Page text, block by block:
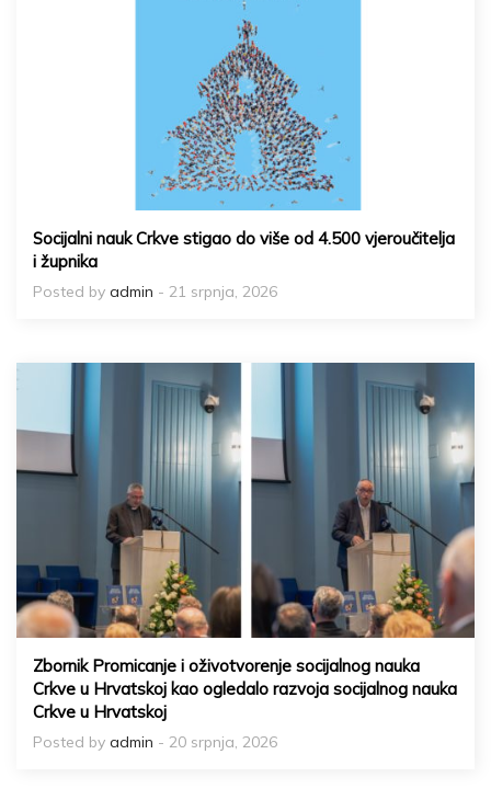
Socijalni nauk Crkve stigao do više od 4.500 vjeroučitelja
i župnika
Posted by admin - 21 srpnja, 2026
Zbornik Promicanje i oživotvorenje socijalnog nauka
Crkve u Hrvatskoj kao ogledalo razvoja socijalnog nauka
Crkve u Hrvatskoj
Posted by admin - 20 srpnja, 2026